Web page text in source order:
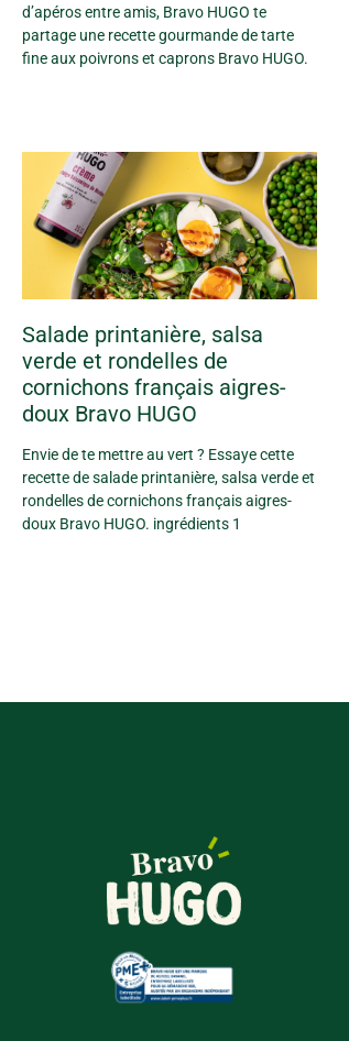
d’apéros entre amis, Bravo HUGO te
partage une recette gourmande de tarte
fine aux poivrons et caprons Bravo HUGO.
Salade printanière, salsa
verde et rondelles de
cornichons français aigres-
doux Bravo HUGO
Envie de te mettre au vert ? Essaye cette
recette de salade printanière, salsa verde et
rondelles de cornichons français aigres-
doux Bravo HUGO. ingrédients 1